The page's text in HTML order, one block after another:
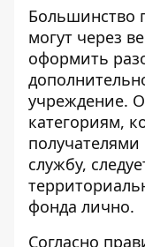
Большинство
могут через
оформить
учреждение.
категориям,
службу,
фонда лично.
Согласно